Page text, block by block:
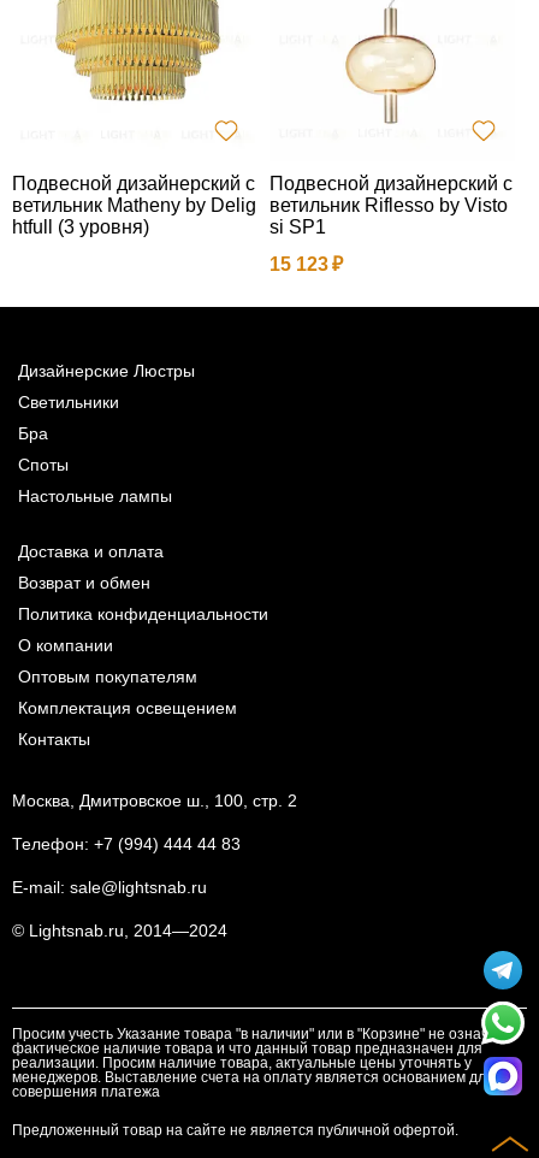
Подвесной дизайнерский с
ветильник Matheny by Delig
htfull (3 уровня)
Подвесной дизайнерский с
ветильник Riflesso by Visto
si SP1
15 123
Дизайнерские Люстры
Светильники
Бра
Споты
Настольные лампы
Доставка и оплата
Возврат и обмен
Политика конфиденциальности
О компании
Оптовым покупателям
Комплектация освещением
Контакты
Москва, Дмитровское ш., 100, стр. 2
Телефон: +7 (994) 444 44 83
E-mail: sale@lightsnab.ru
© Lightsnab.ru, 2014—2024
Просим учесть Указание товара "в наличии" или в "Корзине" не означает
фактическое наличие товара и что данный товар предназначен для
реализации. Просим наличие товара, актуальные цены уточнять у
менеджеров. Выставление счета на оплату является основанием для
совершения платежа
Предложенный товар на сайте не является публичной офертой.